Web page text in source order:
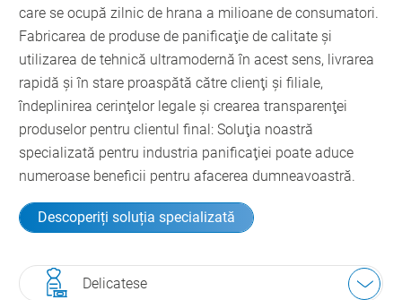
care se ocupă zilnic de hrana a milioane de consumatori.
Fabricarea de produse de panificaţie de calitate şi
utilizarea de tehnică ultramodernă în acest sens, livrarea
rapidă şi în stare proaspătă către clienţi şi filiale,
îndeplinirea cerinţelor legale şi crearea transparenţei
produselor pentru clientul final: Soluţia noastră
specializată pentru industria panificaţiei poate aduce
numeroase beneficii pentru afacerea dumneavoastră.
Descoperiți soluția specializată
Delicatese